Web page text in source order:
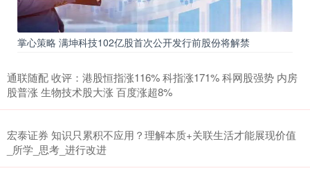
掌心策略 满坤科技102亿股首次公开发行前股份将解禁
通联随配 收评：港股恒指涨116% 科指涨171% 科网股强势 内房
股普涨 生物技术股大涨 百度涨超8%
宏泰证券 知识只累积不应用？理解本质+关联生活才能展现价值
_所学_思考_进行改进